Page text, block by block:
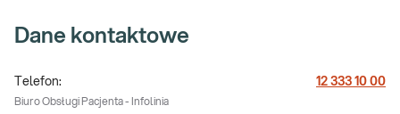
Dane kontaktowe
Telefon: 12 333 10 00
Biuro Obsługi Pacjenta - Infolinia